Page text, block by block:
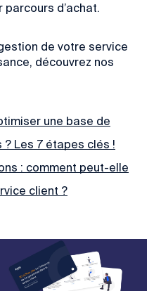
d’achat.
de votre service
découvrez nos
une base de
Les 7 étapes clés !
: comment peut-elle
client ?